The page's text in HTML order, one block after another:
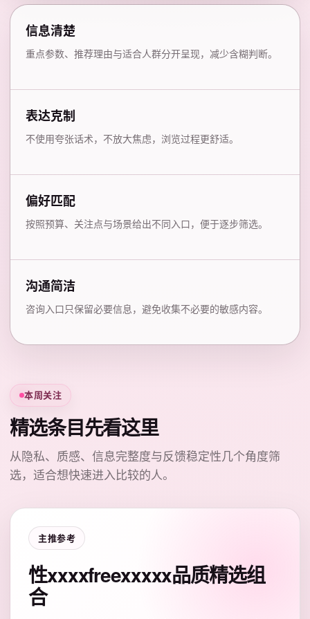
信息清楚
重点参数、推荐理由与适合人群分开呈现，减少含糊判断。
表达克制
不使用夸张话术，不放大焦虑，浏览过程更舒适。
偏好匹配
按照预算、关注点与场景给出不同入口，便于逐步筛选。
沟通简洁
咨询入口只保留必要信息，避免收集不必要的敏感内容。
本周关注
精选条目先看这里
从隐私、质感、信息完整度与反馈稳定性几个角度筛
选，适合想快速进入比较的人。
主推参考
性xxxxfreexxxxx品质精选组
合